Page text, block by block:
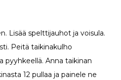
Lisää spelttijauhot ja voisula.
Peitä taikinakulho
pyyhkeellä. Anna taikinan
12 pullaa ja painele ne